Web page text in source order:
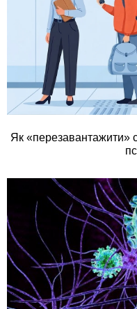
Як «перезавантажити»